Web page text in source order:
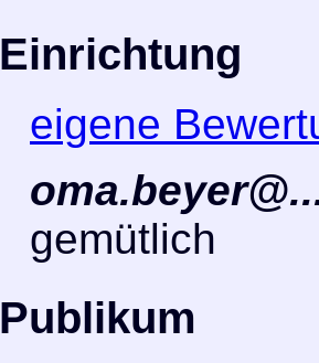
Einrichtung
eigene
gemütlich
Publikum